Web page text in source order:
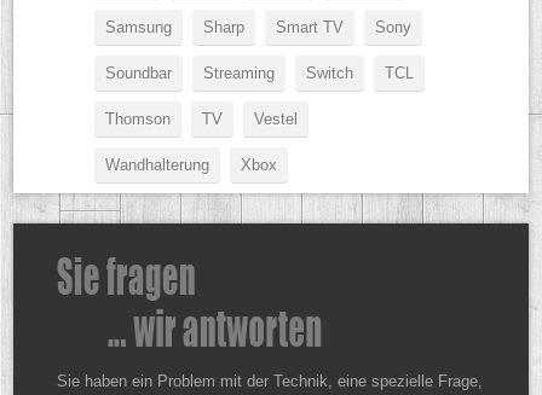
Samsung Sharp Smart TV Sony
Soundbar Streaming Switch TCL
Thomson TV Vestel
Wandhalterung Xbox
Sie haben ein Problem mit der Technik, eine spezielle Frage,